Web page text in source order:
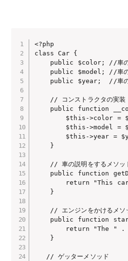
<?php
class Car {
public $color; //車
public $model; //車
public $year;  //車
    // コンストラクタの実装
public function
$this->color =
$this->model =
$this->year =
    }
// 車の説明をするメソッ
public function
return "This
    }
// エンジンをかけるメソ
public function
return "The "
    }
   // ゲッターメソッド